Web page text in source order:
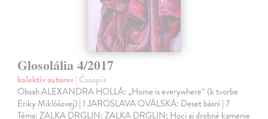
Glosolália 4/2017
kolektív autorov| Časopis
Obsah ALEXANDRA HOLLÁ: „Home is everywhere“ (k tvorbe
Eriky Miklóšovej) | 1 JAROSLAVA OVÁLSKÁ: Deset básní | 7
Téma: ZALKA DRGLIN: ZALKA DRGLIN: Hoci aj drobné kamenie